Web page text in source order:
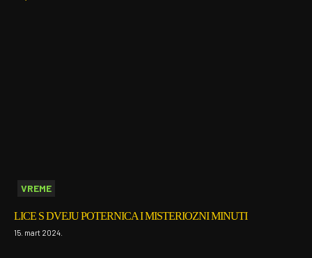
VREME
LICE S DVEJU POTERNICA I MISTERIOZNI MINUTI
15. mart 2024.